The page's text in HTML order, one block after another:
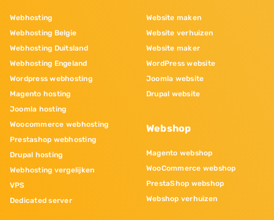
Webhosting
Webhosting Belgie
Webhosting Duitsland
Webhosting Engeland
Wordpress webhosting
Magento hosting
Joomla hosting
Woocommerce webhosting
Prestashop webhosting
Drupal hosting
Webhosting vergelijken
VPS
Dedicated server
Website maken
Website verhuizen
Website maker
WordPress website
Joomla website
Drupal website
Webshop
Magento webshop
WooCommerce webshop
PrestaShop webshop
Webshop verhuizen